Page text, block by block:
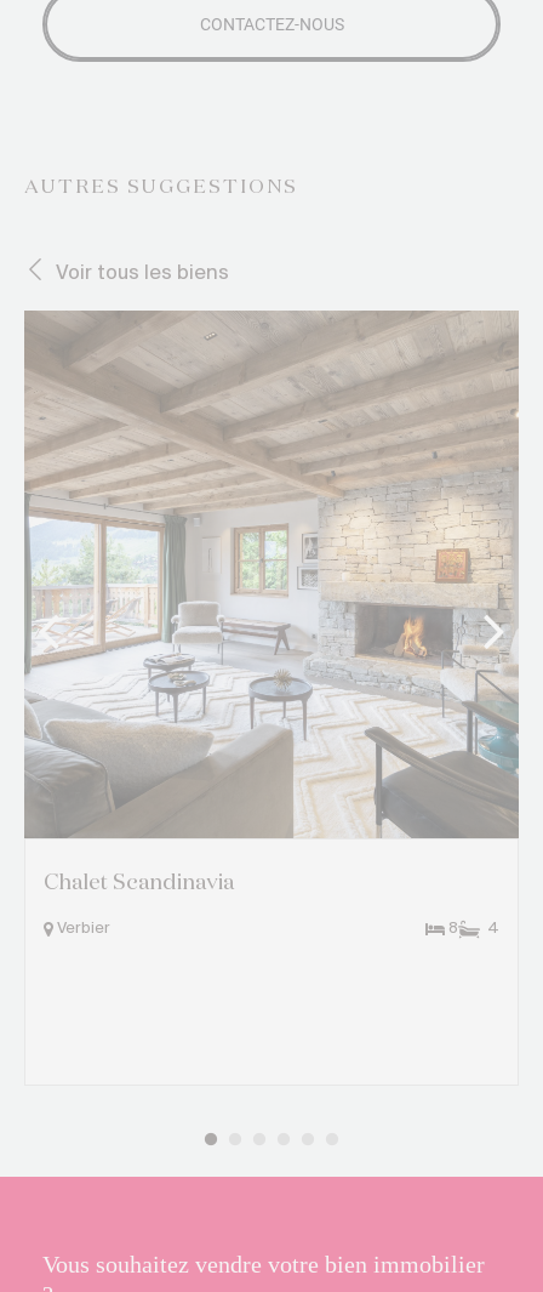
AUTRES SUGGESTIONS
Voir tous les biens
Chalet Scandinavia
Verbier 8 4
Vous souhaitez vendre votre bien immobilier